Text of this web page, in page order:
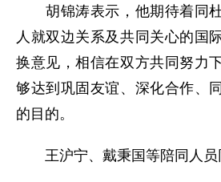
胡锦涛表示，他期待着同杜
人就双边关系及共同关心的国
换意见，相信在双方共同努力
够达到巩固友谊、深化合作、
的目的。
王沪宁、戴秉国等陪同人员